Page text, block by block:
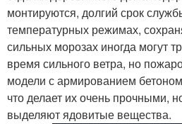
монтируются, долгий срок
температурных режимах,
сильных морозах иногда могут
время сильного ветра, но
модели с армированием
что делает их очень прочными,
выделяют ядовитые вещества.